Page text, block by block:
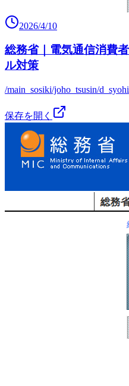
2026/4/10
総務省｜電気通信消費
ル対策
/main_sosiki/joho_tsusin/
保存を開く